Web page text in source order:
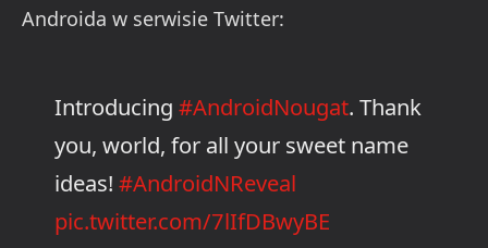
Androida w serwisie Twitter:
Introducing#AndroidNougat. Thank
you, world, for all your sweet name
ideas!#AndroidNReveal
pic.twitter.com/7lIfDBwyBE